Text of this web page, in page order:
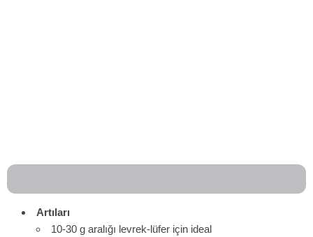
Artıları
10-30 g aralığı levrek-lüfer için ideal